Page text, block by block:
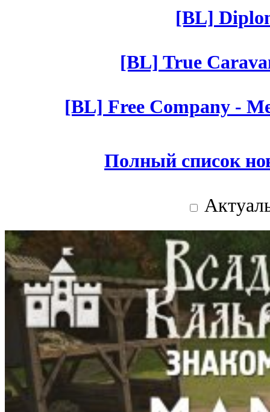
[BL]
[BL] True
[BL] Free Company -
Полный список